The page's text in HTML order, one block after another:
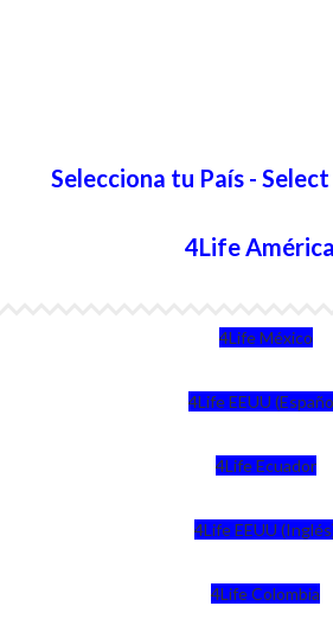
Selecciona tu País -
4Life
4Life México
4Life EEUU
4Life Ecuador
4Life EEUU
4Life Colombia